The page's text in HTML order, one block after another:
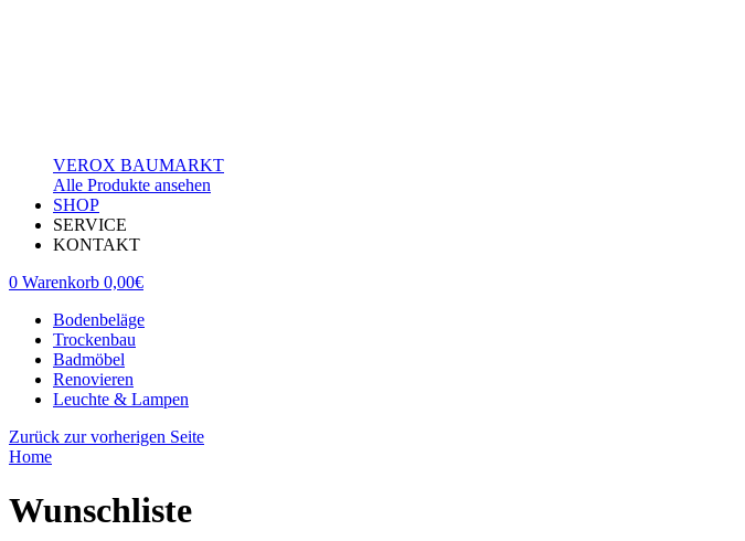
VEROX BAUMARKT
Alle Produkte ansehen
SHOP
SERVICE
KONTAKT
0 Warenkorb 0,00€
Bodenbeläge
Trockenbau
Badmöbel
Renovieren
Leuchte & Lampen
Zurück zur vorherigen Seite
Home
Wunschliste